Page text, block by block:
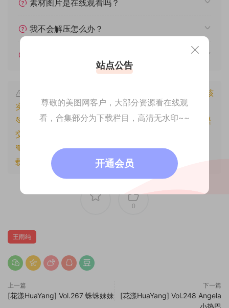
素材图片是在线观看吗？
我不会解压怎么办？
本文资源仅供个人参考学习，请勿批量搬运，一经核
实将封禁账号权限！
💚本文资源均来源网友分享，若侵犯了您的权益可以提
交工单处理。
🧡原文链接：https://www.znjfg.com/3416.html
载请注明出处。
0
王雨纯
上一篇
[花漾HuaYang] Vol.267 蛛蛛妹妹
下一篇
[花漾HuaYang] Vol.248 Angela
小热巴
站点公告
尊敬的美图网客户，大部分资源看在线观
看，合集部分为下载栏目，高清无水印~~
开通会员